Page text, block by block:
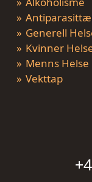
Generell
Kvinner
Menns Helse
Vekttap